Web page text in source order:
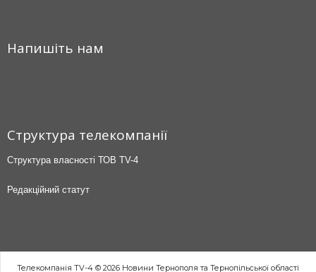
Напишіть нам
Структура телекомпанії
Структура власності ТОВ TV-4
Редакційний статут
Телекомпанія TV-4 © 2026 Новини Тернополя та Тернопільської області